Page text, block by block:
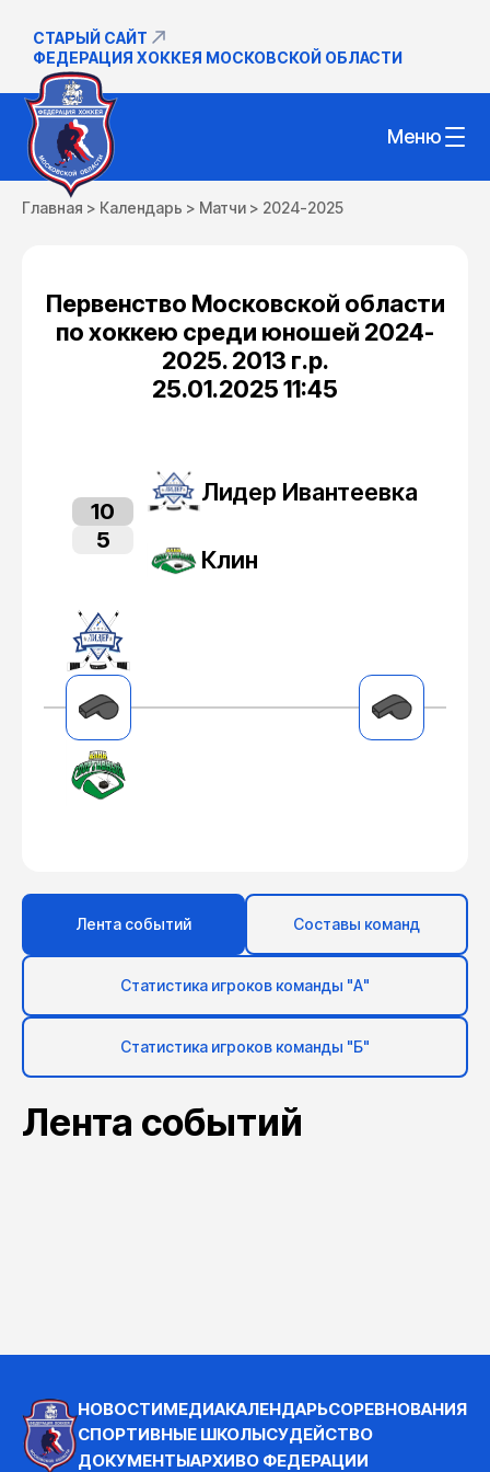
СТАРЫЙ САЙТ
ФЕДЕРАЦИЯ ХОККЕЯ МОСКОВСКОЙ ОБЛАСТИ
Меню
Главная > Календарь > Матчи > 2024-2025
Первенство Московской области
по хоккею среди юношей 2024-
2025. 2013 г.р.
25.01.2025 11:45
Лидер Ивантеевка
10
5
Клин
Лента событий Составы команд
Статистика игроков команды "А"
Статистика игроков команды "Б"
Лента событий
НОВОСТИМЕДИАКАЛЕНДАРЬСОРЕВНОВАНИЯ
СПОРТИВНЫЕ ШКОЛЫСУДЕЙСТВО
ДОКУМЕНТЫАРХИВО ФЕДЕРАЦИИ